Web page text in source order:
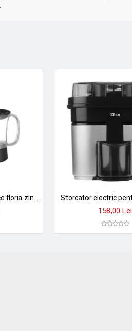
Storcator electric citrice floria zln2129 - 0,5l, rotire bidirectionala, 25w, anti-picurare
158,00 Lei